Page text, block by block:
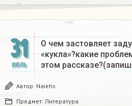
31
ИЮЛЬ
О чем застовляет
«кукла»?какие
этом
Автор: Naiehs
Предмет: Литература